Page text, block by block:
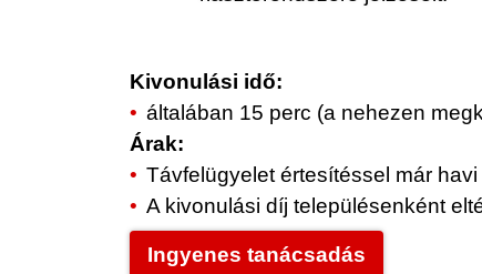
Kivonulási idő:
általában 15 perc (a nehezen
Árak:
Távfelügyelet értesítéssel már havi
A kivonulási díj településenként
Ingyenes tanácsadás